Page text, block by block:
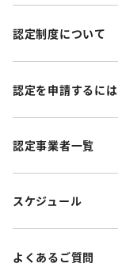
認定制度について
認定を申請するには
認定事業者一覧
スケジュール
よくあるご質問